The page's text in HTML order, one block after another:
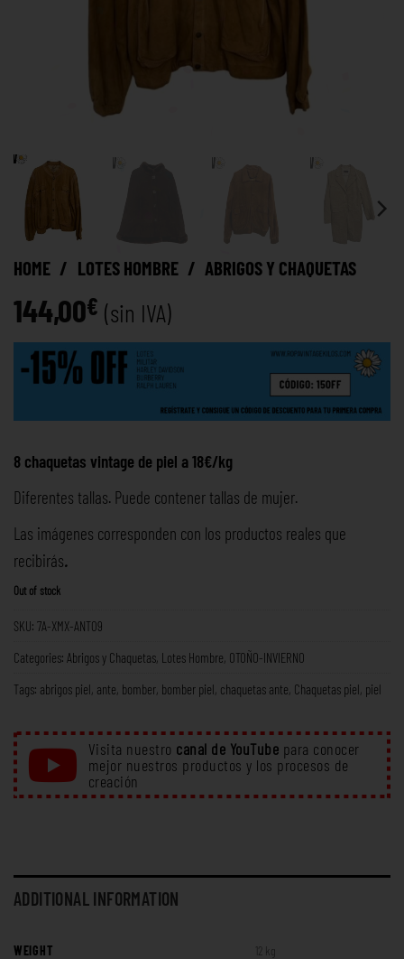
HOME / LOTES HOMBRE / ABRIGOS Y CHAQUETAS
144,00€ (sin IVA)
8 chaquetas vintage de piel a 18€/kg
Diferentes tallas. Puede contener tallas de mujer.
Las imágenes corresponden con los productos reales que
recibirás.
Out of stock
SKU: 7A-XMX-ANT09
Categories: Abrigos y Chaquetas Lotes Hombre OTOÑO-INVIERNO
Tags: abrigos piel ante bomber bomber piel chaquetas ante Chaquetas piel piel
Visita nuestro canal de YouTube para conocer
mejor nuestros productos y los procesos de
creación
ADDITIONAL INFORMATION
WEIGHT 12 kg